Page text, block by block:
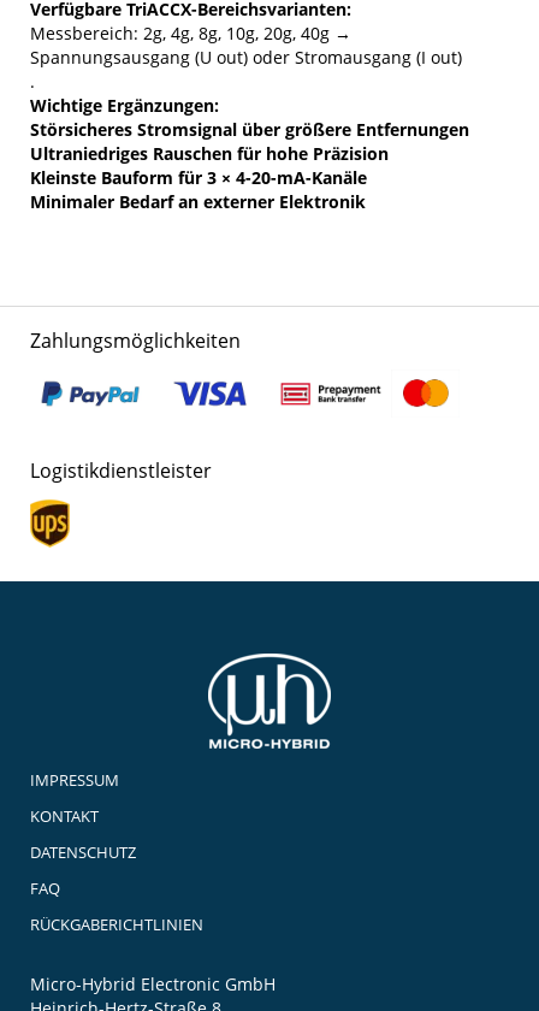
Verfügbare TriACCX-Bereichsvarianten:
Messbereich: 2g, 4g, 8g, 10g, 20g, 40g →
Spannungsausgang (U out) oder Stromausgang (I out)
.
Wichtige Ergänzungen:
Störsicheres Stromsignal über größere Entfernungen
Ultraniedriges Rauschen für hohe Präzision
Kleinste Bauform für 3 × 4-20-mA-Kanäle
Minimaler Bedarf an externer Elektronik
Zahlungsmöglichkeiten
Logistikdienstleister
IMPRESSUM
KONTAKT
DATENSCHUTZ
FAQ
RÜCKGABERICHTLINIEN
Micro-Hybrid Electronic GmbH